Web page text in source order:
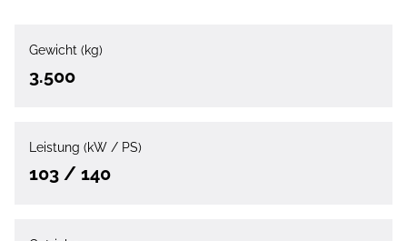
Gewicht (kg)
3.500
Leistung (kW / PS)
103 / 140